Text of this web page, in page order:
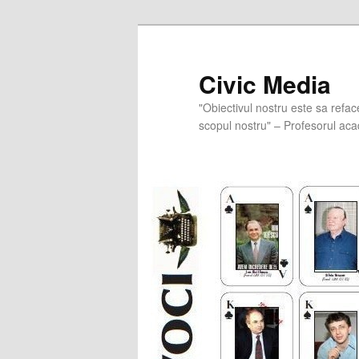
Civic Media
"Obiectivul nostru este sa
scopul nostru" – Profesorul